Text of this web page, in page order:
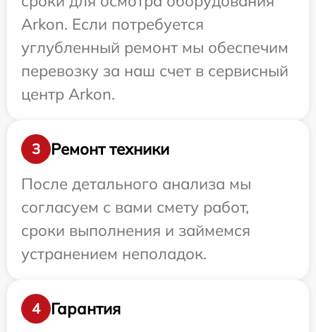
Arkon. Если потребуется
углубленный ремонт мы обеспечим
перевозку за наш счет в сервисный
центр Arkon.
3
Ремонт техники
После детального анализа мы
согласуем с вами смету работ,
сроки выполнения и займемся
устранением неполадок.
4
Гарантия